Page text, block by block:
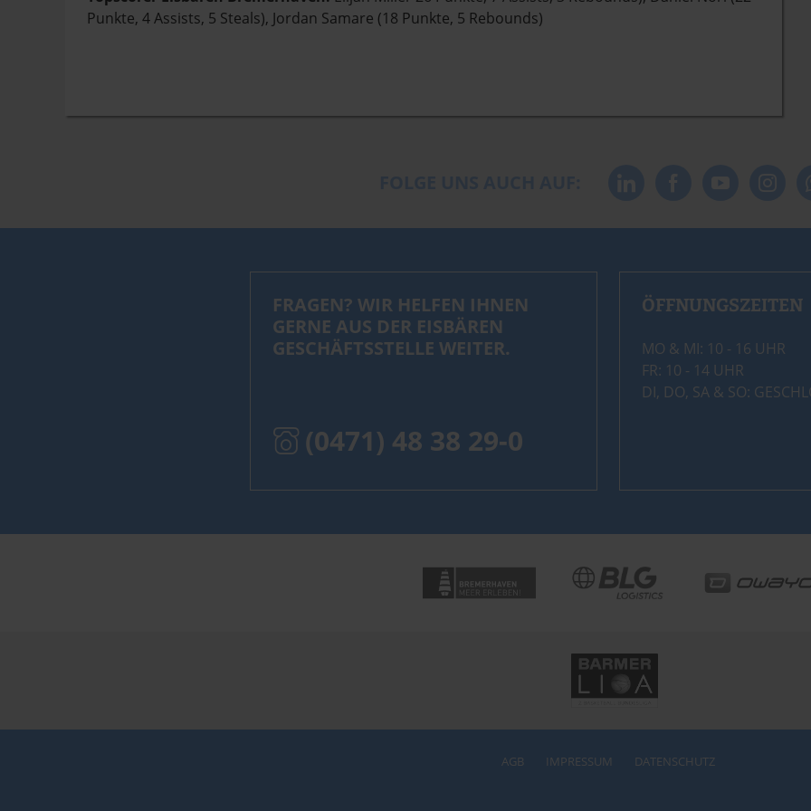
Punkte, 4 Assists, 5 Steals), Jordan Samare (18 Punkte, 5 Rebounds)
FRAGEN? WIR HELFEN IHNEN
GERNE AUS DER EISBÄREN
GESCHÄFTSSTELLE WEITER.
(0471) 48 38 29-0
ÖFFNUNGSZEITEN
MO & MI: 10 - 16 UHR
FR: 10 - 14 UHR
DI, DO, SA & SO:
AGB IMPRESSUM DATENSCHUTZ